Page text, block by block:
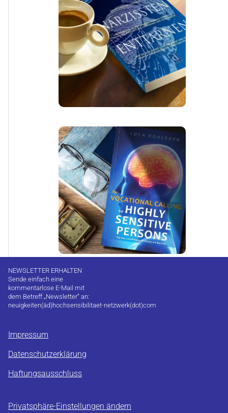
NEWSLETTER ERHALTEN
Sende einfach eine
kommentarlose E-Mail mit
dem Betreff „Newsletter“ an:
neuigkeiten(äd)hochsensibilitaet-netzwerk(dot)com
Impressum
Datenschutzerklärung
Haftungsausschluss
Privatsphäre-Einstellungen ändern